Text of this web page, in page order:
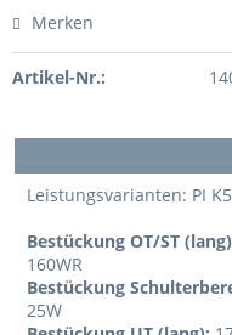
Merken
Artikel-Nr.:
Leistungsvarianten: PI
Bestückung OT/ST
160WR
Bestückung
25W